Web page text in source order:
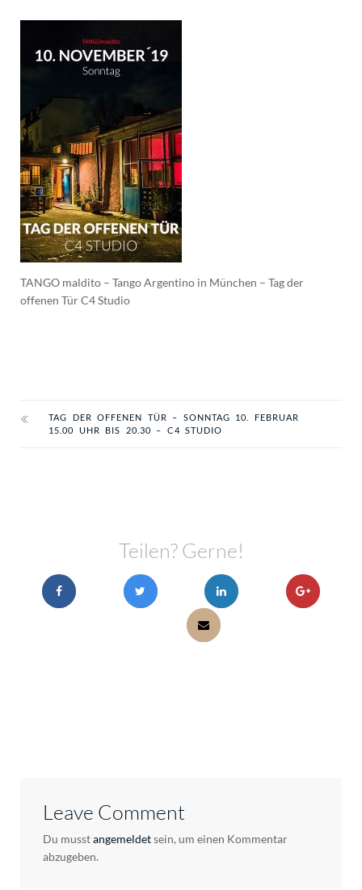
TANGO maldito – Tango Argentino in München – Tag der
offenen Tür C4 Studio
TAG DER OFFENEN TÜR – SONNTAG 10. FEBRUAR
15.00 UHR BIS 20.30 – C4 STUDIO
Teilen? Gerne!
Leave Comment
Du musstangemeldetsein, um einen Kommentar
abzugeben.